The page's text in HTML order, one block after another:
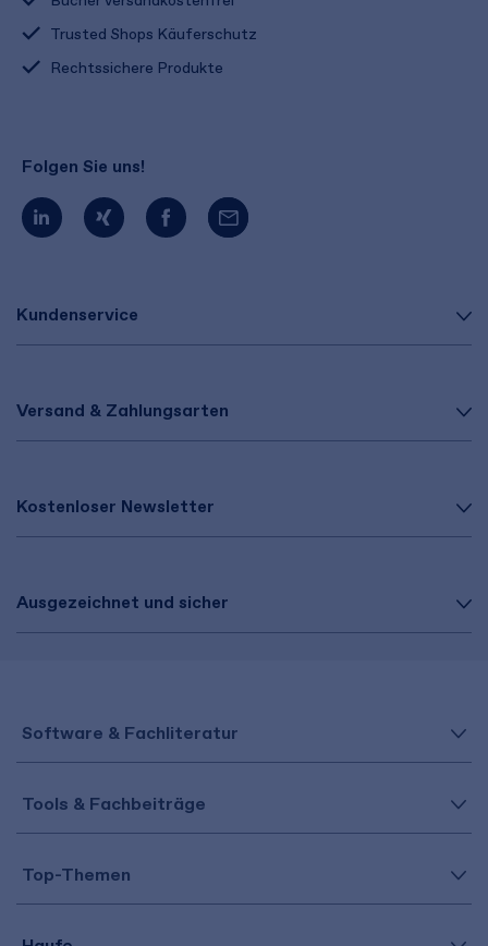
Kundenservice
Versand & Zahlungsarten
Kostenloser Newsletter
Ausgezeichnet und sicher
Trusted Shops Käuferschutz
Rechtssichere Produkte
Folgen Sie uns!
Software & Fachliteratur
Tools & Fachbeiträge
Top-Themen